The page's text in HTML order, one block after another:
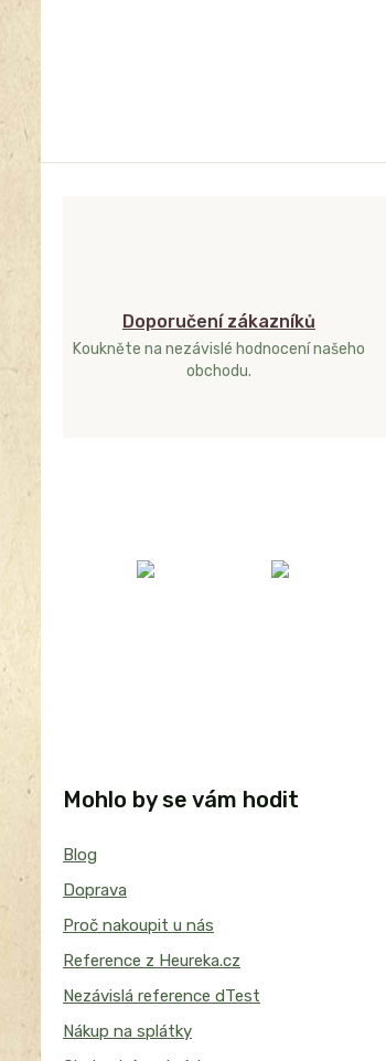
Doporučení zákazníků
Koukněte na nezávislé hodnocení našeho
obchodu.
Mohlo by se vám hodit
Blog
Doprava
Proč nakoupit u nás
Reference z Heureka.cz
Nezávislá reference dTest
Nákup na splátky